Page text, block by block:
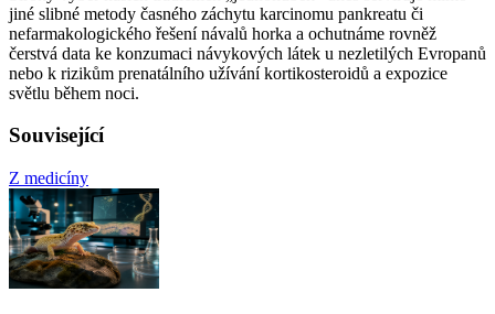
jiné slibné metody časného záchytu karcinomu pankreatu či
nefarmakologického řešení návalů horka a ochutnáme rovněž
čerstvá data ke konzumaci návykových látek u nezletilých Evropanů
nebo k rizikům prenatálního užívání kortikosteroidů a expozice
světlu během noci.
Související
Z medicíny